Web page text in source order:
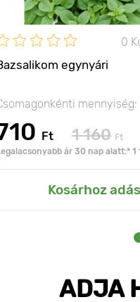
0
egynyári
mennyiség:
Ft 1 160 Ft
ár 30 nap alatt:* 1
Kosárhoz adás
ADJA